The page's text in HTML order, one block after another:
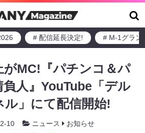
# 配信延長決定! # M-1グラン
がMC!『パチンコ＆パ
人』YouTube「デル
」にて配信開始!
10 ニュース お知らせ